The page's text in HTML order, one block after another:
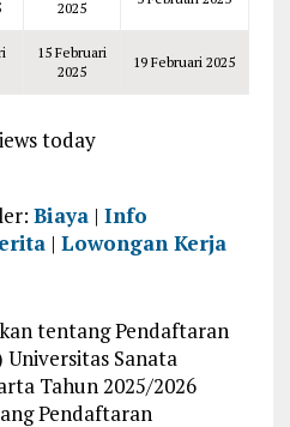
2025
15 Februari
2025
19 Februari 2025
today
Biaya |Info
|Lowongan Kerja
tentang Pendaftaran
Universitas Sanata
Tahun 2025/2026
Pendaftaran